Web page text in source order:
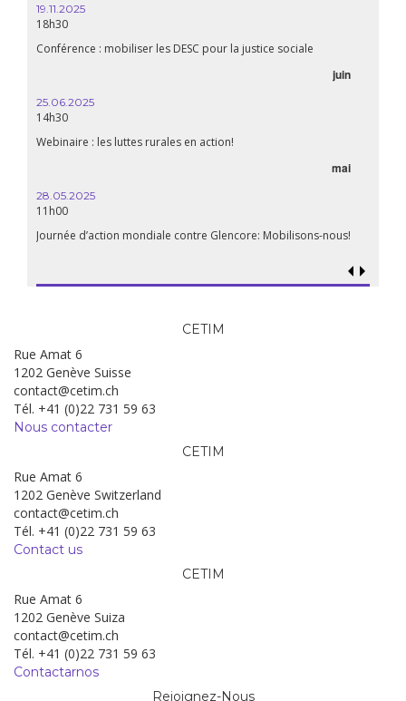
19.11.2025
18h30
Conférence : mobiliser les DESC pour la justice sociale
juin
25.06.2025
14h30
Webinaire : les luttes rurales en action!
mai
28.05.2025
11h00
Journée d’action mondiale contre Glencore: Mobilisons-nous!
CETIM
Rue Amat 6
1202 Genève Suisse
contact@cetim.ch
Tél. +41 (0)22 731 59 63
Nous contacter
CETIM
Rue Amat 6
1202 Genève Switzerland
contact@cetim.ch
Tél. +41 (0)22 731 59 63
Contact us
CETIM
Rue Amat 6
1202 Genève Suiza
contact@cetim.ch
Tél. +41 (0)22 731 59 63
Contactarnos
Rejoignez-Nous